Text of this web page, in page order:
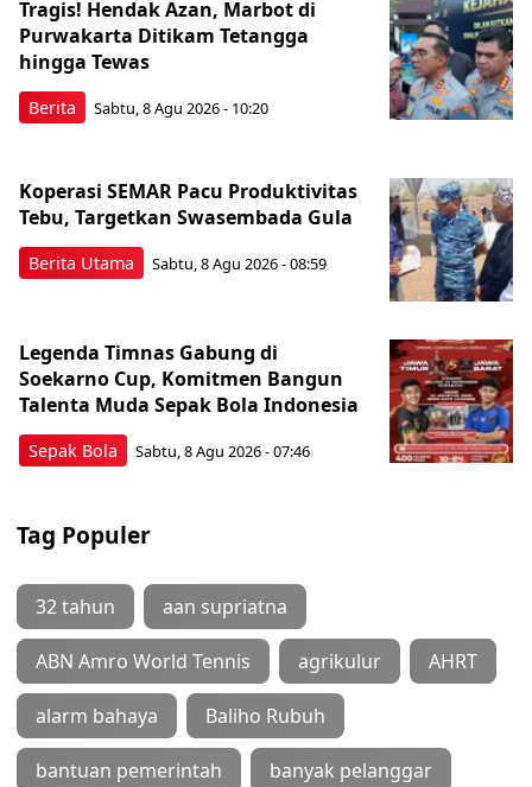
Berita
Tragis! Hendak Azan, Marbot di
Purwakarta Ditikam Tetangga
hingga Tewas
Sabtu, 8 Agu 2026 - 10:20
Berita Utama
Koperasi SEMAR Pacu Produktivitas
Tebu, Targetkan Swasembada Gula
Sabtu, 8 Agu 2026 - 08:59
Sepak Bola
Legenda Timnas Gabung di
Soekarno Cup, Komitmen Bangun
Talenta Muda Sepak Bola Indonesia
Sabtu, 8 Agu 2026 - 07:46
Tag Populer
32 tahun aan supriatna
ABN Amro World Tennis agrikulur AHRT
alarm bahaya Baliho Rubuh
bantuan pemerintah banyak pelanggar